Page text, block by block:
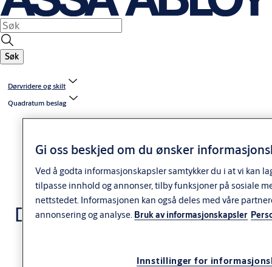
Søk
Dørvridere og skilt
Quadratum beslag
Dørvrider Quadratum
Gi oss beskjed om du ønsker
Ved å godta informasjonskapsler samtykker du i at vi kan
tilpasse innhold og annonser, tilby funksjoner på sosiale
nettstedet. Informasjonen kan også deles med våre
annonsering og analyse. Bruk av informasjonskapsler
Innstillinger for